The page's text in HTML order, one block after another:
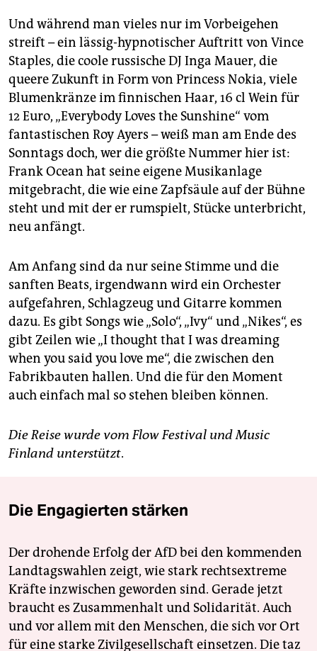
Und während man vieles nur im Vorbeigehen
streift – ein lässig-hypnotischer Auftritt von Vince
Staples, die coole russische DJ Inga Mauer, die
queere Zukunft in Form von Princess Nokia, viele
Blumenkränze im finnischen Haar, 16 cl Wein für
12 Euro, „Everybody Loves the Sunshine“ vom
fantastischen Roy Ayers – weiß man am Ende des
Sonntags doch, wer die größte Nummer hier ist:
Frank Ocean hat seine eigene Musikanlage
mitgebracht, die wie eine Zapfsäule auf der Bühne
steht und mit der er rumspielt, Stücke unterbricht,
neu anfängt.
Am Anfang sind da nur seine Stimme und die
sanften Beats, irgendwann wird ein Orchester
aufgefahren, Schlagzeug und Gitarre kommen
dazu. Es gibt Songs wie „Solo“, „Ivy“ und ­„Nikes“, es
gibt Zeilen wie „I thought that I was dreaming
when you said you love me“, die zwischen den
Fabrikbauten hallen. Und die für den Moment
auch einfach mal so stehen bleiben können.
Die Reise wurde vom Flow Festival und Music
Finland unterstützt.
Die Engagierten stärken
Der drohende Erfolg der AfD bei den kommenden
Landtagswahlen zeigt, wie stark rechtsextreme
Kräfte inzwischen geworden sind. Gerade jetzt
braucht es Zusammenhalt und Solidarität. Auch
und vor allem mit den Menschen, die sich vor Ort
für eine starke Zivilgesellschaft einsetzen. Die taz